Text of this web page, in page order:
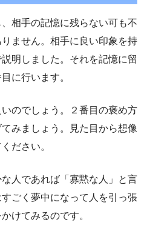
相手の記憶に残らない可も不
ません。相手に良い印象を持
明しました。それを記憶に留
に行います。
のでしょう。２番目の褒め方
みましょう。見た目から想像
ださい。
人であれば「寡黙な人」と言
ごく夢中になって人を引っ張
けてみるのです。